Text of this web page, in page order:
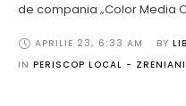
de compania „Color Media
APRILIE 23, 6:33 AM BY
IN PERISCOP LOCAL -